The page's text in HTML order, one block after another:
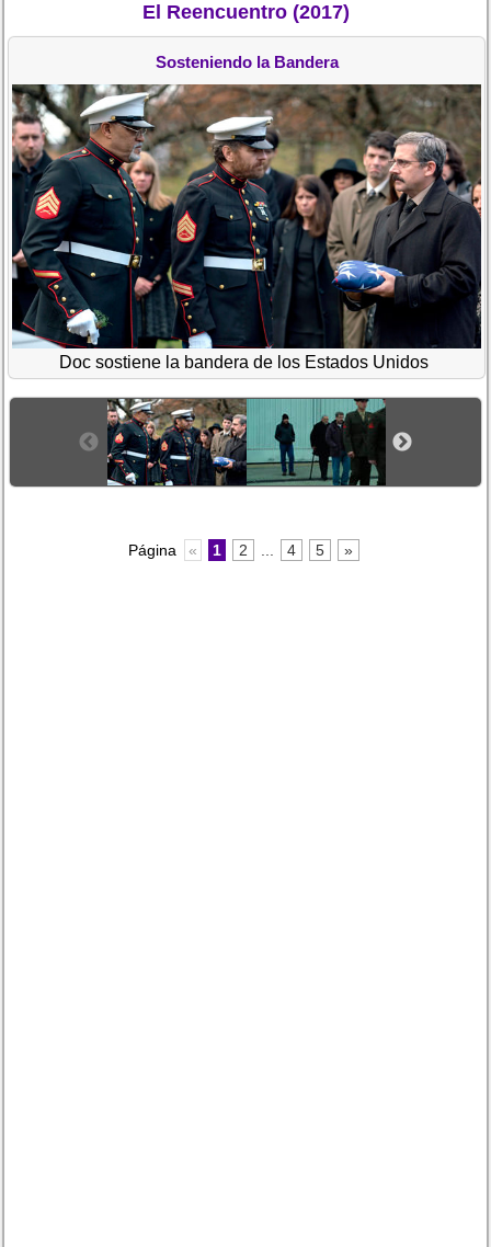
El Reencuentro (2017)
Sosteniendo la Bandera
Doc sostiene la bandera de los Estados Unidos
Página « 1 2 4 5 »